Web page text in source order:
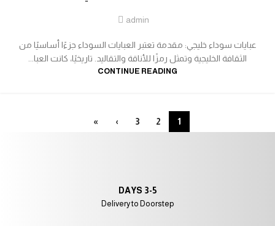
admin
عبايات سوداء خليجي: مقدمة تعتبر العبايات السوداء جزءًا أساسيًا من
الثقافة الخليجية وتمثل رمزًا للأناقة والتقاليد. تاريخيًا، كانت العبا...
CONTINUE READING
1
2
3
›
»
3-5 DAYS
Delivery to Doorstep